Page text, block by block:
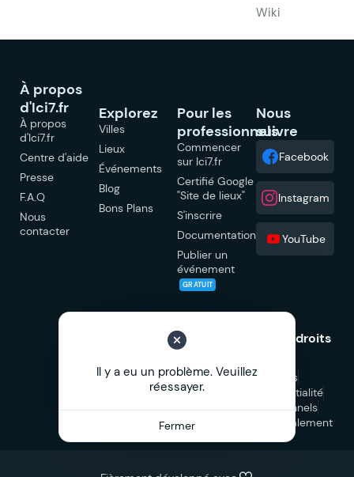
Wiki
À propos
d'Ici7.fr
À propos
d'Ici7.fr
Centre d'aide
Presse
F.A.Q
Nous
contacter
Explorez
Villes
Lieux
Événements
Blog
Bons Plans
Pour les
professionnels
Commencer
sur Ici7.fr
Certifié Google
"Site de lieux"
S'inscrire
Documentation
Publier un
événement
GRATUIT
Nous
suivre
Facebook
Instagram
YouTube
© 2026 Ici7.fr Tous droits
Mentions légales
Politique de confidentialité
CGUCGV Professionnels
CGV Marketplace
Signalement
Il y a eu un problème. Veuillez
réessayer.
Fermer